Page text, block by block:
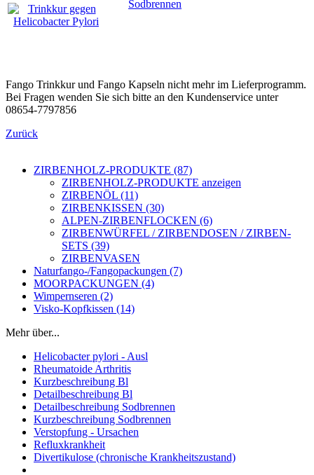
Fango Trinkkur und Fango Kapseln nicht mehr im Lieferprogramm.
Bei Fragen wenden Sie sich bitte an den Kundenservice unter
08654-7797856
Zurück
ZIRBENHOLZ-PRODUKTE (87)
ZIRBENHOLZ-PRODUKTE anzeigen
ZIRBENÖL (11)
ZIRBENKISSEN (30)
ALPEN-ZIRBENFLOCKEN (6)
ZIRBENWÜRFEL / ZIRBENDOSEN / ZIRBEN-
SETS (39)
ZIRBENVASEN
Naturfango-/Fangopackungen (7)
MOORPACKUNGEN (4)
Wimpernseren (2)
Visko-Kopfkissen (14)
Mehr über...
Helicobacter pylori - Ausl
Rheumatoide Arthritis
Kurzbeschreibung Bl
Detailbeschreibung Bl
Detailbeschreibung Sodbrennen
Kurzbeschreibung Sodbrennen
Verstopfung - Ursachen
Refluxkrankheit
Divertikulose (chronische Krankheitszustand)